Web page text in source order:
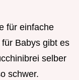
für einfache
Babys gibt es
selber
schwer.